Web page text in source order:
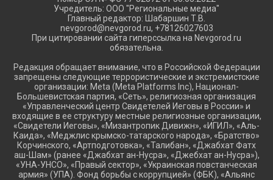
Учредитель: ООО "Региональные медиа"
Главный редактор: Шабаршин Т.В.
nevgorod@nevgorod.ru, +78126027603
При цитировании сайта гиперссылка на Nevgorod.ru
обязательна.
Редакция обращает внимание, что в Российской Федерации
запрещены следующие террористические и экстремистские
организации: Meta (Meta Platforms Inc), Национал-
Большевистская партия, «Сеть», религиозная организация
«Управленческий центр Свидетелей Иеговы в России» и
входящие в ее структуру местные религиозные организации,
«Свидетели Иеговы», «Мизантропик Дивижн», «ИГИЛ», «Аль-
Каида», «Меджлис крымско-татарского народа», «Братство»
Корчинского, «Артподготовка», «Талибан», «Джабхат Фатх
аш-Шам» (ранее «Джабхат ан-Нусра», «Джебхат ан-Нусра»),
«УНА-УНСО», «Правый сектор», «Украинская повстанческая
армия» (УПА). Фонд борьбы с коррупцией» (ФБК), «Альянс